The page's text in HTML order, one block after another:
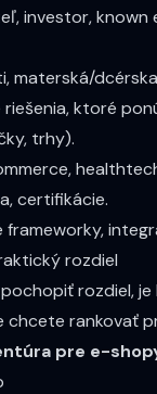
investor, known
materská/
ktoré
trhy).
certifikácie.
rozdiel
rozdiel,
chcete rankovať
pre e-